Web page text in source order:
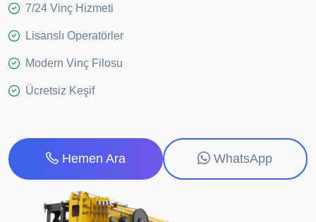
7/24 Vinç Hizmeti
Lisanslı Operatörler
Modern Vinç Filosu
Ücretsiz Keşif
Hemen Ara WhatsApp